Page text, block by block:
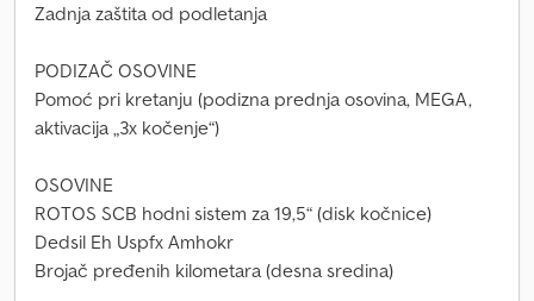
Zadnja zaštita od podletanja
PODIZAČ OSOVINE
Pomoć pri kretanju (podizna prednja osovina, MEGA,
aktivacija „3x kočenje“)
OSOVINE
ROTOS SCB hodni sistem za 19,5“ (disk kočnice)
Dedsil Eh Uspfx Amhokr
Brojač pređenih kilometara (desna sredina)